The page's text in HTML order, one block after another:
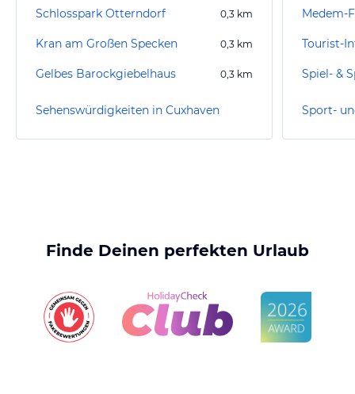
Schlosspark Otterndorf 0,3 km
Kran am Großen Specken 0,3 km
Gelbes Barockgiebelhaus 0,3 km
Sehenswürdigkeiten in Cuxhaven
Medem-
Tourist-
Spiel- &
Finde Deinen perfekten Urlaub